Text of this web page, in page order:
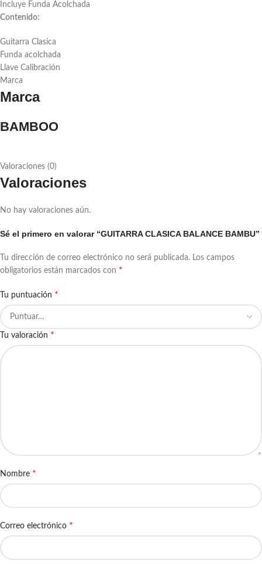
Incluye Funda Acolchada
Contenido:
Guitarra Clasica
Funda acolchada
Llave Calibración
Marca
Marca
BAMBOO
Valoraciones (0)
Valoraciones
No hay valoraciones aún.
Sé el primero en valorar “GUITARRA CLASICA BALANCE BAMBU”
Tu dirección de correo electrónico no será publicada. Los campos
obligatorios están marcados con *
Tu puntuación *
Tu valoración *
Nombre *
Correo electrónico *